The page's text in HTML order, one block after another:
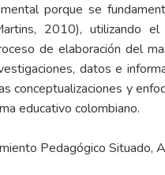
porque se
2010), utilizando
de elaboración del
datos e
conceptualizaciones y
educativo colombiano.
Pedagógico Situado,